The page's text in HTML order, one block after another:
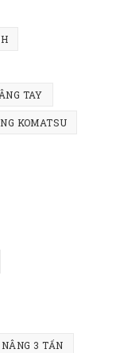
TAY
KOMATSU
3 TẤN